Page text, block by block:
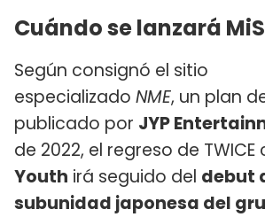
Cuándo se lanzará
Según consignó el sitio
especializado NME, un plan
publicado por JYP
de 2022, el regreso de TWICE
Youth irá seguido del debut
subunidad japonesa del